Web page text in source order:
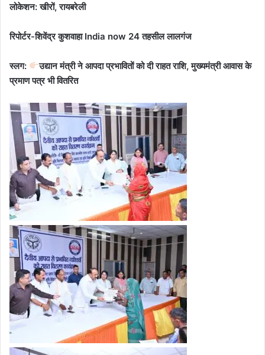
लोकेशन: खीरों, रायबरेली
रिपोर्टर-शिवेंद्र कुशवाहा India now 24 तहसील लालगंज
स्लग:
उद्यान मंत्री ने आपदा प्रभावितों को दी राहत राशि, मुख्यमंत्री आवास के
प्रमाण पत्र भी वितरित